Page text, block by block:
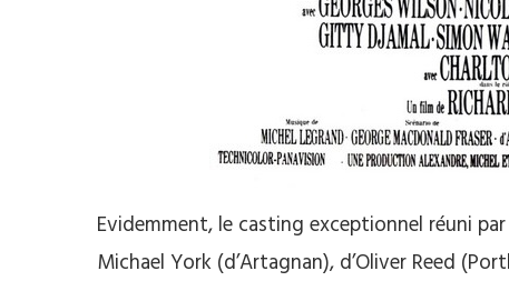
Evidemment, le casting exceptionnel réuni
Michael York (d’Artagnan), d’Oliver Reed